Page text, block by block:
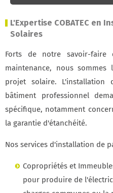
L'Expertise COBATEC en
Solaires
Forts de notre savoir-
maintenance, nous
projet solaire. L'installation
bâtiment professionnel
spécifique, notamment
la garantie d'étanchéité.
Nos services d'installation de
Copropriétés et
pour produire de